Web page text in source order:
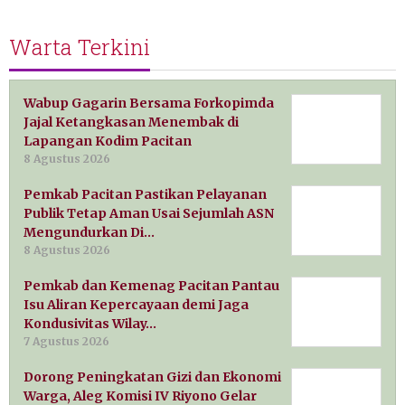
Warta Terkini
Wabup Gagarin Bersama Forkopimda
Jajal Ketangkasan Menembak di
Lapangan Kodim Pacitan
8 Agustus 2026
Pemkab Pacitan Pastikan Pelayanan
Publik Tetap Aman Usai Sejumlah ASN
Mengundurkan Di…
8 Agustus 2026
Pemkab dan Kemenag Pacitan Pantau
Isu Aliran Kepercayaan demi Jaga
Kondusivitas Wilay…
7 Agustus 2026
Dorong Peningkatan Gizi dan Ekonomi
Warga, Aleg Komisi IV Riyono Gelar